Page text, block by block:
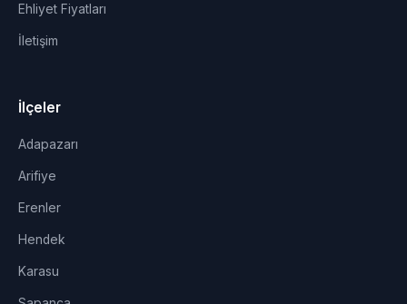
Ehliyet Fiyatları
İletişim
İlçeler
Adapazarı
Arifiye
Erenler
Hendek
Karasu